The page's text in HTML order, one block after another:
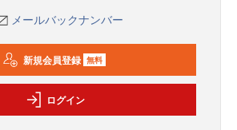
メールバックナンバー
新規会員登録 無料
ログイン